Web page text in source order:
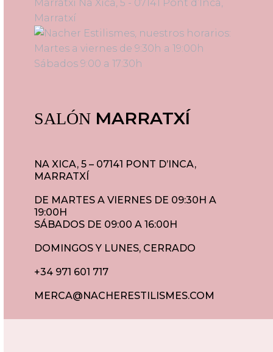
SALÓN MARRATXÍ
NA XICA, 5 – 07141 PONT D’INCA,
MARRATXÍ
DE MARTES A VIERNES DE 09:30H A
19:00H
SÁBADOS DE 09:00 A 16:00H
DOMINGOS Y LUNES, CERRADO
+34 971 601 717
MERCA@NACHERESTILISMES.COM